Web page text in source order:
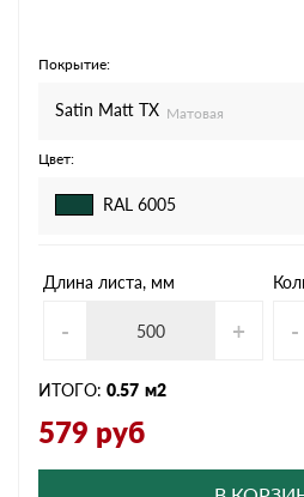
Покрытие:
Satin Matt TX Матовая
Цвет:
RAL 6005
Длина листа, мм
- + -
ИТОГО: 0.57 м2
579 руб